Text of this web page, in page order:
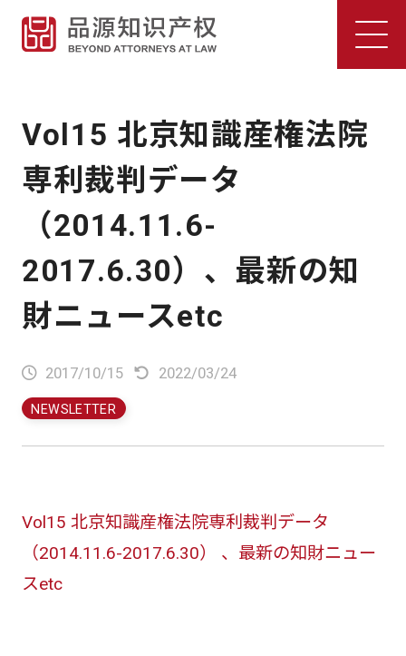
Vol15 北京知識産権法院
専利裁判データ
（2014.11.6-
2017.6.30）、最新の知
財ニュースetc
2017/10/15 2022/03/24
NEWSLETTER
Vol15 北京知識産権法院専利裁判データ
（2014.11.6-2017.6.30） 、最新の知財ニュー
スetc